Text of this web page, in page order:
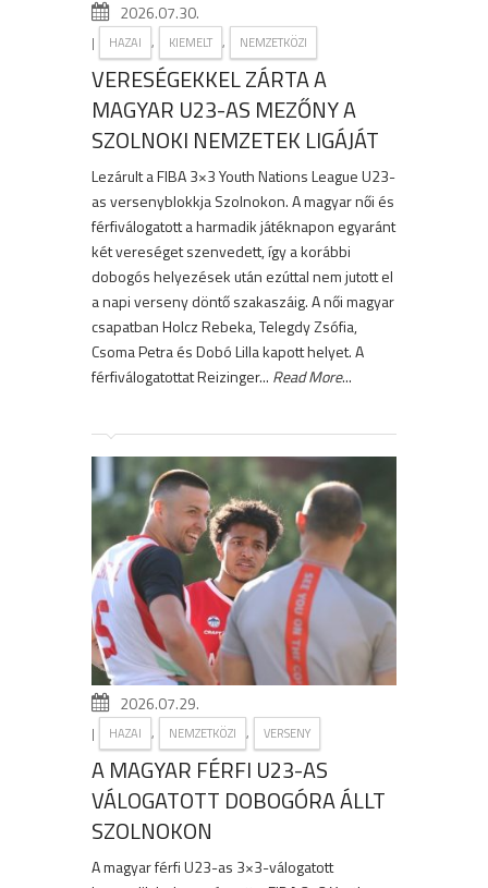
2026.07.30.
| HAZAI , KIEMELT , NEMZETKÖZI
VERESÉGEKKEL ZÁRTA A
MAGYAR U23-AS MEZŐNY A
SZOLNOKI NEMZETEK LIGÁJÁT
Lezárult a FIBA 3×3 Youth Nations League U23-
as versenyblokkja Szolnokon. A magyar női és
férfiválogatott a harmadik játéknapon egyaránt
két vereséget szenvedett, így a korábbi
dobogós helyezések után ezúttal nem jutott el
a napi verseny döntő szakaszáig. A női magyar
csapatban Holcz Rebeka, Telegdy Zsófia,
Csoma Petra és Dobó Lilla kapott helyet. A
férfiválogatottat Reizinger... Read More...
2026.07.29.
| HAZAI , NEMZETKÖZI , VERSENY
A MAGYAR FÉRFI U23-AS
VÁLOGATOTT DOBOGÓRA ÁLLT
SZOLNOKON
A magyar férfi U23-as 3×3-válogatott